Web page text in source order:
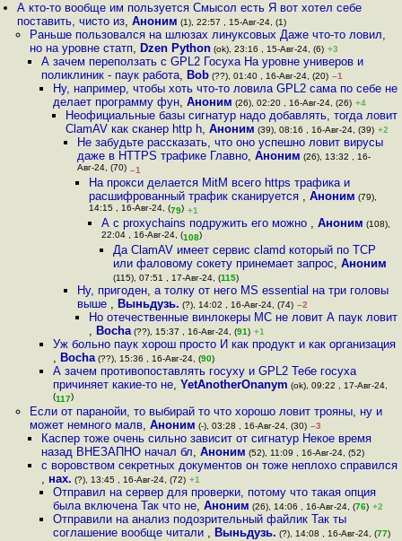
А кто-то вообще им пользуется Смысол есть Я вот хотел себе
поставить, чисто из,Аноним (1), 22:57 , 15-Авг-24, (1)
Раньше пользовался на шлюзах линуксовых Даже что-то ловил,
но на уровне статп, Dzen Python(ok), 23:16 , 15-Авг-24, (6) +3
А зачем переползать с GPL2 Госуха На уровне универов и
поликлиник - паук работа, Bob(??), 01:40 , 16-Авг-24, (20) –1
Ну, например, чтобы хоть что-то ловила GPL2 сама по себе не
делает программу фун,Аноним (26), 02:20 , 16-Авг-24, (26) +4
Неофициальные базы сигнатур надо добавлять, тогда ловит
ClamAV как сканер http h, Аноним (39), 08:16 , 16-Авг-24, (39) +2
Не забудьте рассказать, что оно успешно ловит вирусы
даже в HTTPS трафике Главно, Аноним (26), 13:32 , 16-
Авг-24, (70) –1
На прокси делается MitM всего https трафика и
расшифрованный трафик сканируется ,Аноним (79),
14:15 , 16-Авг-24, (79) +1
А с proxychains подружить его можно , Аноним (108),
22:04 , 16-Авг-24, (108)
Да ClamAV имеет сервис clamd который по TCP
или фаловому сокету принемает запрос, Аноним
(115), 07:51 , 17-Авг-24, (115)
Ну, пригоден, а толку от него MS essential на три головы
выше , Выньдузь. (?), 14:02 , 16-Авг-24, (74) –2
Но отечественные винлокеры МС не ловит А паук ловит
, Bocha (??), 15:37 , 16-Авг-24, (91) +1
Уж больно паук хорош просто И как продукт и как организация
, Bocha (??), 15:36 , 16-Авг-24, (90)
А зачем противопоставлять госуху и GPL2 Тебе госуха
причиняет какие-то не,YetAnotherOnanym (ok), 09:22 , 17-Авг-24,
(117)
Если от паранойи, то выбирай то что хорошо ловит трояны, ну и
может немного малв, Аноним (-), 03:28 , 16-Авг-24, (30) –3
Каспер тоже очень сильно зависит от сигнатур Некое время
назад ВНЕЗАПНО начал бл, Аноним (52), 11:09 , 16-Авг-24, (52)
с воровством секретных документов он тоже неплохо справился
, нах. (?), 13:45 , 16-Авг-24, (72) +1
Отправил на сервер для проверки, потому что такая опция
была включена Так что не,Аноним (26), 14:06 , 16-Авг-24, (76) +2
Отправили на анализ подозрительный файлик Так ты
соглашение вообще читали , Выньдузь. (?), 14:08 , 16-Авг-24, (77)